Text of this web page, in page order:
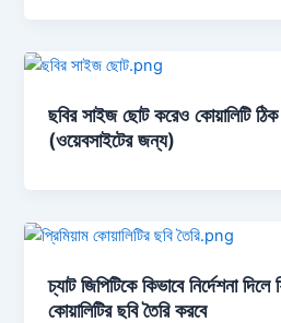
ছবির সাইজ ছোট করেও কোয়ালিটি ঠিক
(ওয়েবসাইটের জন্য)
চ্যাট জিপিটিকে কিভাবে নির্দেশনা
কোয়ালিটির ছবি তৈরি করবে